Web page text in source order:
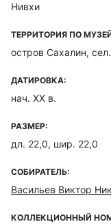
Нивхи
ТЕРРИТОРИЯ ПО
остров Сахалин,
ДАТИРОВКА:
нач. ХХ в.
РАЗМЕР:
дл. 22,0, шир. 22,0
СОБИРАТЕЛЬ:
Васильев Виктор
КОЛЛЕКЦИОННЫЙ